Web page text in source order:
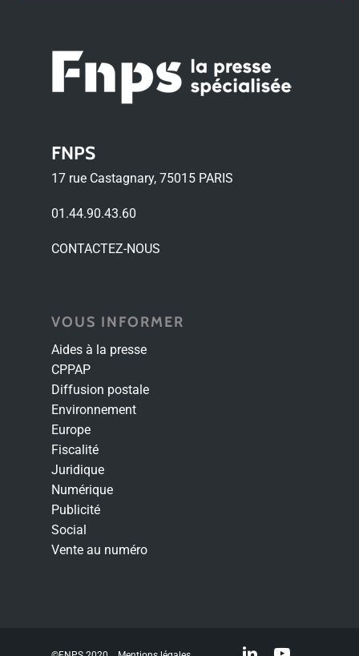
FNPS
17 rue Castagnary, 75015 PARIS
01.44.90.43.60
CONTACTEZ-NOUS
VOUS INFORMER
Aides à la presse
CPPAP
Diffusion postale
Environnement
Europe
Fiscalité
Juridique
Numérique
Publicité
Social
Vente au numéro
linkedinyoutube